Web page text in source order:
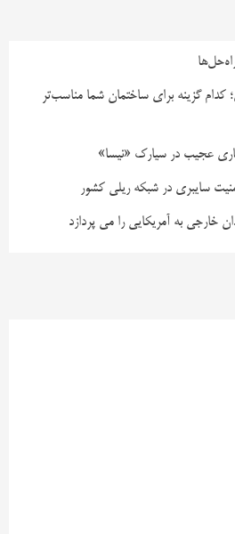
کدام گزینه برای ساختمان شما مناسب‌تر
عجیب در سیارک «نیسا»
سایبری در شبکه ریلی کشور
خارجی به آمریکایی را می پردازد